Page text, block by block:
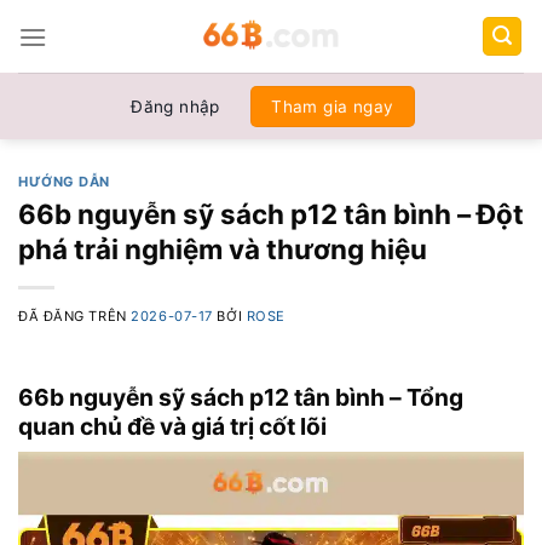
đến
nội
Đăng nhập Tham gia ngay
HƯỚNG DẪN
66b nguyễn sỹ sách p12 tân bình – Đột
phá trải nghiệm và thương hiệu
ĐÃ ĐĂNG TRÊN 2026-07-17 BỞI ROSE
66b nguyễn sỹ sách p12 tân bình – Tổng
quan chủ đề và giá trị cốt lõi